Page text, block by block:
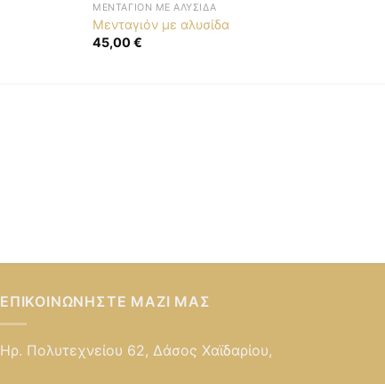
ΜΕΝΤΑΓΙΌΝ ΜΕ ΑΛΥΣΊΔΑ
Μενταγιόν με αλυσίδα
45,00€
ΕΠΙΚΟΙΝΩΝΉΣΤΕ ΜΑΖΊ ΜΑΣ
Ηρ. Πολυτεχνείου 62, Δάσος Χαϊδαρίου,